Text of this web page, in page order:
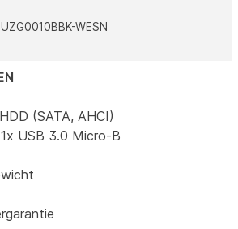
(SATA, AHCI)
USB 3.0 Micro-B
WESN